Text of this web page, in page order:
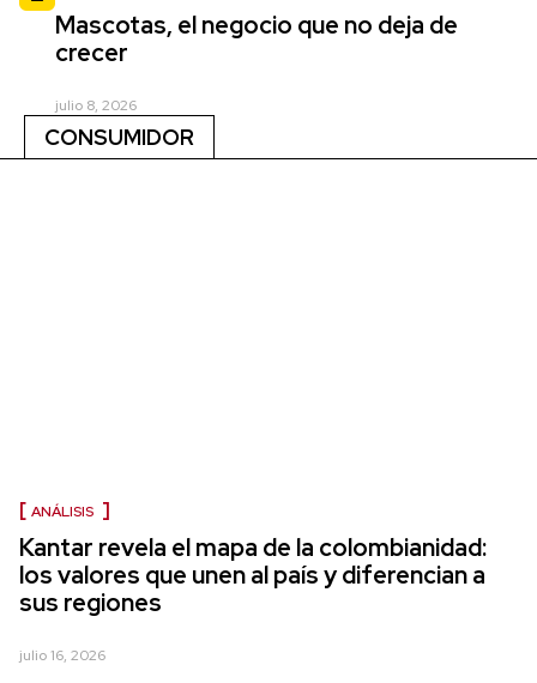
Mascotas, el negocio que no deja de
crecer
julio 8, 2026
CONSUMIDOR
ANÁLISIS
Kantar revela el mapa de la colombianidad:
los valores que unen al país y diferencian a
sus regiones
julio 16, 2026